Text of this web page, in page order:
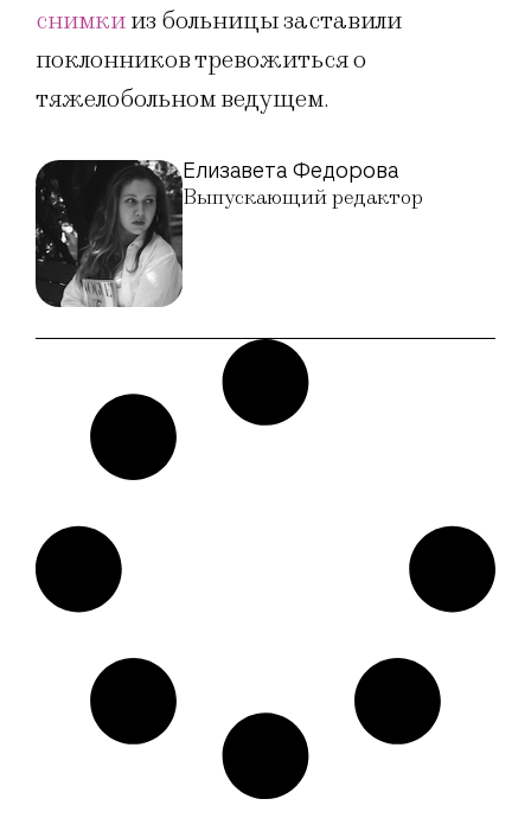
снимкииз больницы заставили
поклонников тревожиться о
тяжелобольном ведущем.
Елизавета Федорова
Выпускающий редактор